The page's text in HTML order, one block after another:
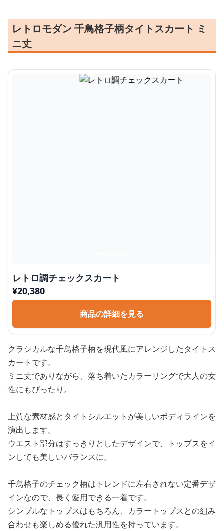
レトロモダン 千鳥格子柄タイトスカート ミ
ニ丈
レトロ調チェックスカート
¥20,380
商品の詳細を見る
クラシカルな千鳥格子柄を現代風にアレンジしたタイトス
カートです。
ミニ丈でありながら、落ち着いたカラーリングで大人の女
性にもぴったり。
上質な素材感とタイトシルエットが美しいボディラインを
演出します。
ウエスト部分はすっきりとしたデザインで、トップスをイ
ンしても美しいバランスに。
千鳥格子のチェック柄はトレンドに左右されない定番デザ
インなので、長く愛用できる一着です。
シンプルなトップスはもちろん、カラートップスとの組み
合わせも楽しめる優れた汎用性を持っています。